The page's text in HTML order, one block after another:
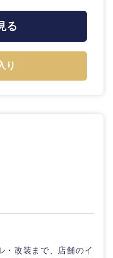
る
り
・改装まで、店舗のイ